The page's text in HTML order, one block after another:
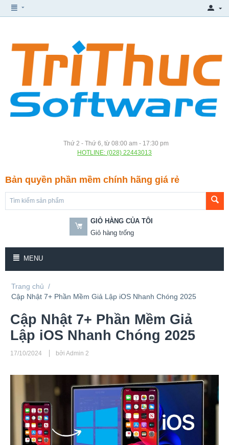
Thứ 2 - Thứ 6, từ 08:00 am - 17:30 pm
HOTLINE: (028) 22443013
Bản quyền phần mềm chính hãng giá rẻ
GIỎ HÀNG CỦA TÔI
Giỏ hàng trống
MENU
Trang chủ /
Cập Nhật 7+ Phần Mềm Giả Lập iOS Nhanh Chóng 2025
Cập Nhật 7+ Phần Mềm Giả
Lập iOS Nhanh Chóng 2025
17/10/2024 bởi Admin 2